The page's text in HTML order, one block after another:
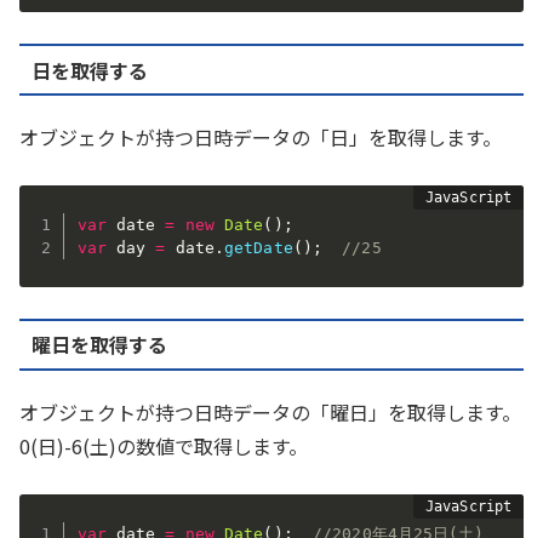
日を取得する
オブジェクトが持つ日時データの「日」を取得します。
var date = new Date ( ) ;
var day = date .getDate ( ) ; //25
曜日を取得する
オブジェクトが持つ日時データの「曜日」を取得します。
0(日)-6(土)の数値で取得します。
var date = new Date ( ) ;
//2020年4月25日(土)